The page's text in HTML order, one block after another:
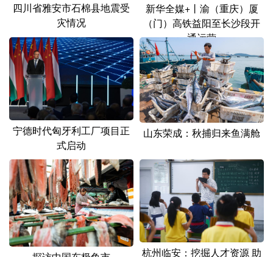
四川省雅安市石棉县地震受
灾情况
新华全媒+丨渝（重庆）厦
（门）高铁益阳至长沙段开
通运营
宁德时代匈牙利工厂项目正
式启动
山东荣成：秋捕归来鱼满舱
杭州临安：挖掘人才资源 助